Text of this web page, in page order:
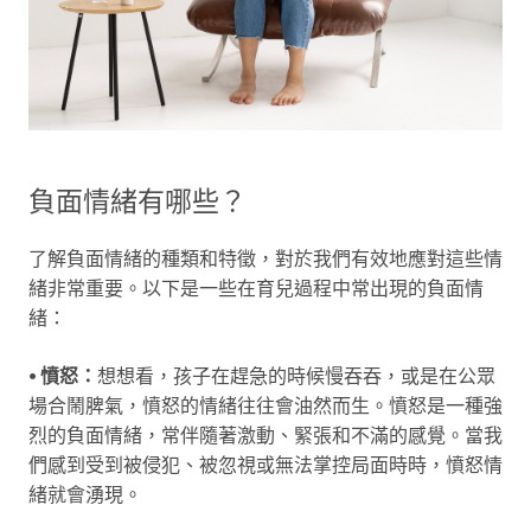
負面情緒有哪些？
了解負面情緒的種類和特徵，對於我們有效地應對這些情
緒非常重要。以下是一些在育兒過程中常出現的負面情
緒：
⦁ 憤怒： 想想看，孩子在趕急的時候慢吞吞，或是在公眾
場合鬧脾氣，憤怒的情緒往往會油然而生。憤怒是一種強
烈的負面情緒，常伴隨著激動、緊張和不滿的感覺。當我
們感到受到被侵犯、被忽視或無法掌控局面時時，憤怒情
緒就會湧現。